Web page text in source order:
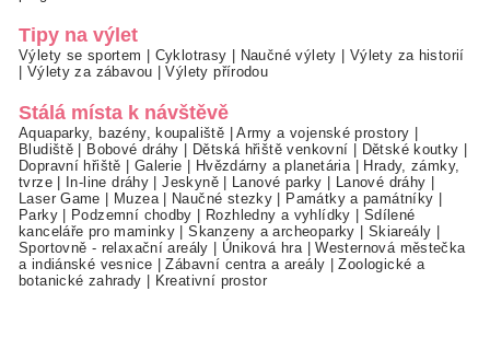
Tipy na výlet
Výlety se sportem Cyklotrasy Naučné výlety
Výlety za historií
Výlety za zábavou |Výlety přírodou
Stálá místa k návštěvě
Aquaparky, bazény, koupaliště |Army a vojenské prostory
Bludiště
Bobové dráhy Dětská hřiště venkovní Dětské koutky
Dopravní hřiště
Galerie Hvězdárny a planetária|
Hrady, zámky,
tvrze| In-line dráhy |Jeskyně| Lanové parky Lanové dráhy
Laser Game
Muzea| Naučné stezky Památky a památníky
Parky| Podzemní chodby Rozhledny a vyhlídky
Sdílené
kanceláře pro maminky |Skanzeny a archeoparky Skiareály
Sportovně - relaxační areály
Úniková hra|Westernová městečka
a indiánské vesnice |Zábavní centra a areály |Zoologické a
botanické zahrady
Kreativní prostor